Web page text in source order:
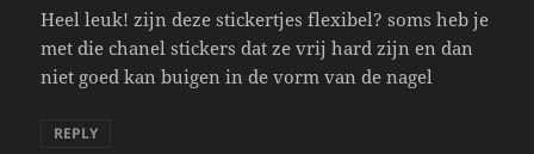
Heel leuk! zijn deze stickertjes flexibel? soms heb je
met die chanel stickers dat ze vrij hard zijn en dan
niet goed kan buigen in de vorm van de nagel
REPLY